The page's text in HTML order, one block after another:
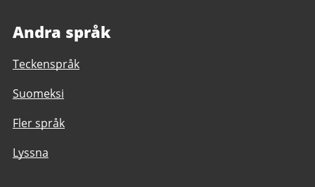
Andra språk
Teckenspråk
Suomeksi
Fler språk
Lyssna